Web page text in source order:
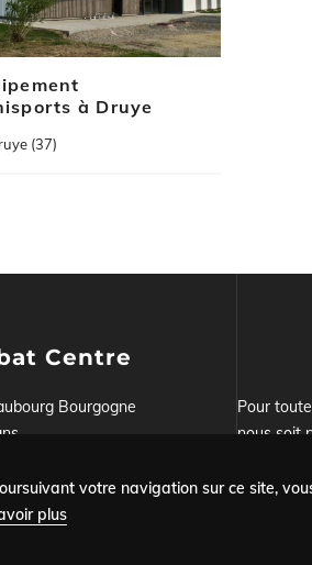
à Druye
(37)
Centre
Bourgogne
Pour
nous soit
votre navigation sur ce site,
plus